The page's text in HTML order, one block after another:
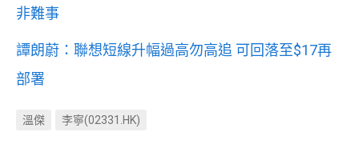
非難事
譚朗蔚：聯想短線升幅過高勿高追 可回落至$17再
部署
溫傑 李寧(02331.HK)